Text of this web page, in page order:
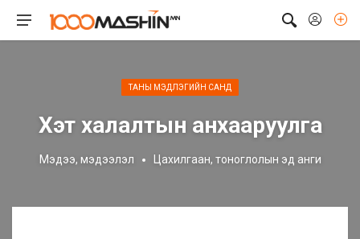
ТАНЫ МЭДЛЭГИЙН САНД
Хэт халалтын анхааруулга
Мэдээ, мэдээлэл Цахилгаан, тоноглолын эд анги